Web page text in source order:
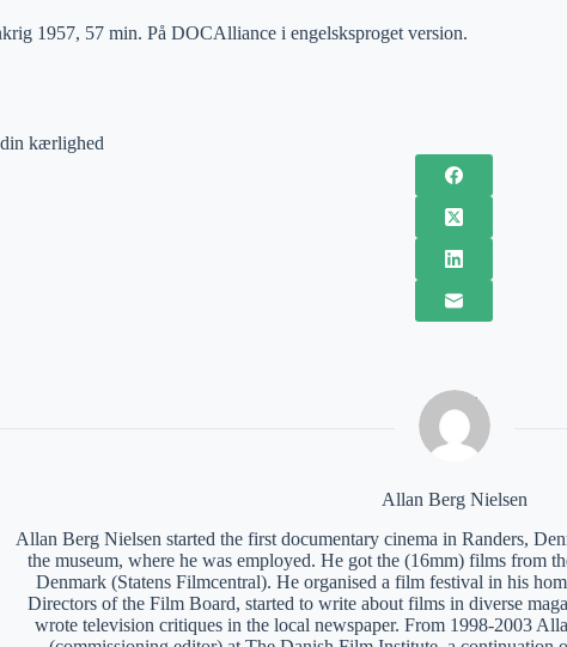
1957, 57 min. På DOCAlliance i engelsksproget version.
kærlighed
Allan Berg Nielsen
Allan Berg Nielsen started the first documentary cinema in Randers,
the museum, where he was employed. He got the (16mm) films from
Denmark (Statens Filmcentral). He organised a film festival in his
Directors of the Film Board, started to write about films in diverse
wrote television critiques in the local newspaper. From 1998-2003